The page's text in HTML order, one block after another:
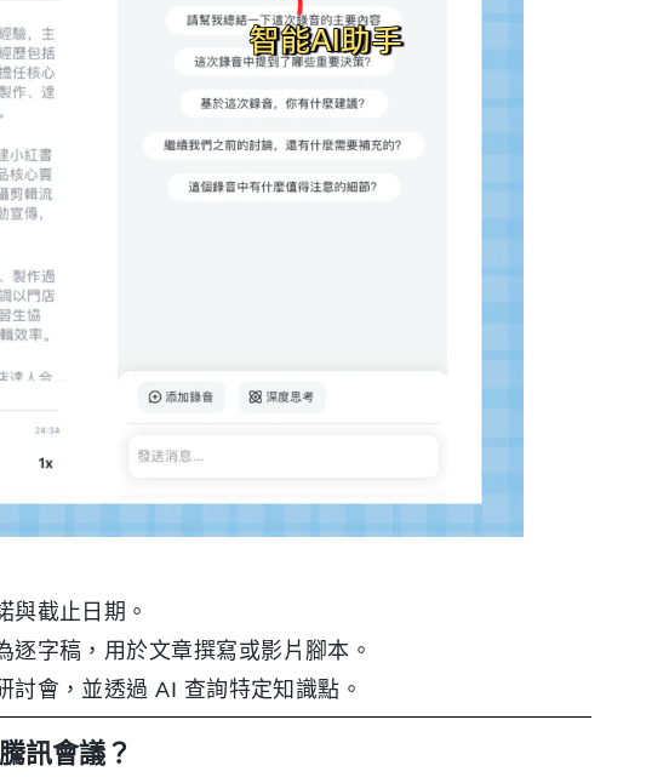
與截止日期。
逐字稿，用於文章撰寫或影片腳本。
討會，並透過 AI 查詢特定知識點。
訊會議？